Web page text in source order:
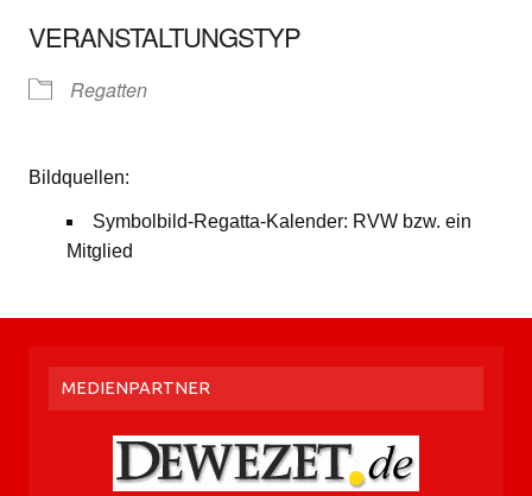
VERANSTALTUNGSTYP
Regatten
Bildquellen:
Symbolbild-Regatta-Kalender: RVW bzw. ein
Mitglied
MEDIENPARTNER